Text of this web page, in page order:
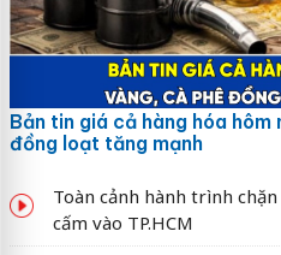
Bản tin giá cả hàng hóa
đồng loạt tăng mạnh
Toàn cảnh hành trình
cấm vào TP.HCM